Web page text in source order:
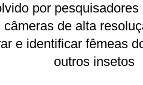
por
de alta
e identificar fêmeas
outros insetos